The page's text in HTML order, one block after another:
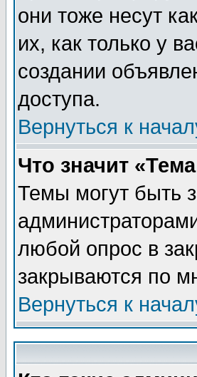
они тоже несут
их, как только у
создании
доступа.
Вернуться к
Что значит
Темы могут быть
любой опрос в
закрываются по
Вернуться к